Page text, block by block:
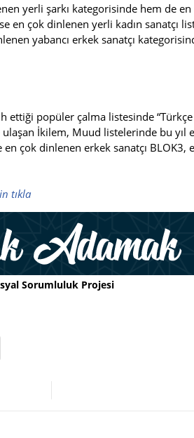
yerli şarkı kategorisinde hem de
çok dinlenen yerli kadın sanatçı
yabancı erkek sanatçı
ettiği popüler çalma listesinde
İkilem, Muud listelerinde bu yıl
çok dinlenen erkek sanatçı BLOK3,
tıkla
Sorumluluk Projesi